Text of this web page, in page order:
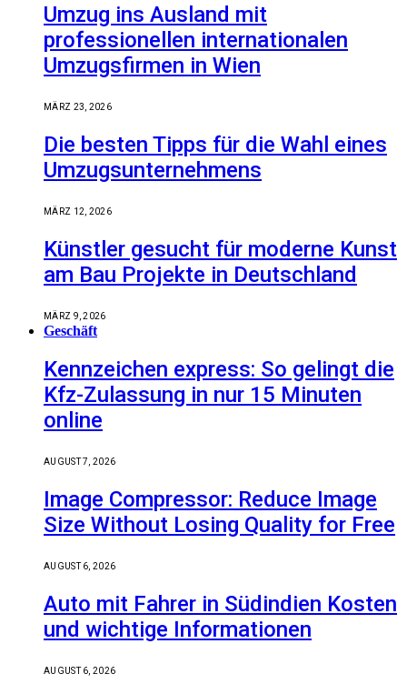
Umzug ins Ausland mit
professionellen internationalen
Umzugsfirmen in Wien
MÄRZ 23, 2026
Die besten Tipps für die Wahl eines
Umzugsunternehmens
MÄRZ 12, 2026
Künstler gesucht für moderne Kunst
am Bau Projekte in Deutschland
MÄRZ 9, 2026
Geschäft
Kennzeichen express: So gelingt die
Kfz-Zulassung in nur 15 Minuten
online
AUGUST 7, 2026
Image Compressor: Reduce Image
Size Without Losing Quality for Free
AUGUST 6, 2026
Auto mit Fahrer in Südindien Kosten
und wichtige Informationen
AUGUST 6, 2026